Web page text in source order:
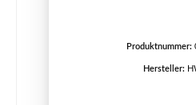
Produktnummer:
Hersteller: